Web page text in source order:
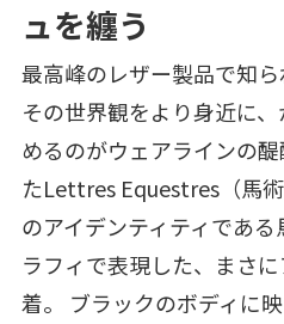
ュを纏う
最高峰のレザー製品で知ら
その世界観をより身近に
めるのがウェアラインの
たLettres Equestres（馬
のアイデンティティであ
ラフィで表現した、まさ
着。 ブラックのボディに